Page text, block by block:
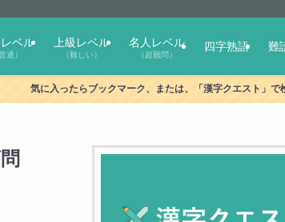
ベル
通）
上級レベル
（難しい）
名人レベル
（超難問）
四字熟語 難
気に入ったらブックマーク、または、「漢字クエスト」で検索！